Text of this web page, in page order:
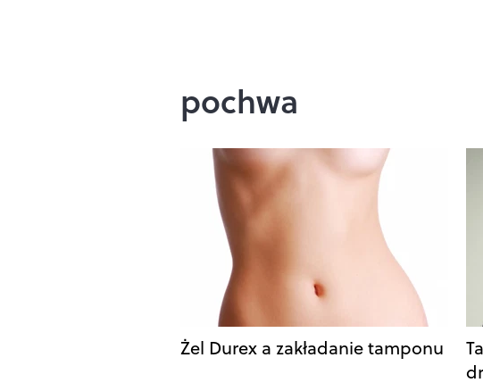
pochwa
Żel Durex a zakładanie tamponu